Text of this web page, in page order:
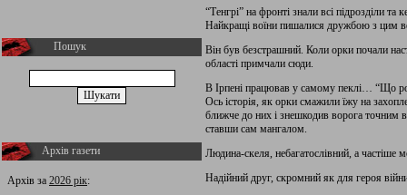
Пошук
Архів газети
Архів за 2026 рік:
“Тенгрі” на фронті знали всі підрозділи
Найкращі воїни пишалися дружбою з цим
Він був безстрашний. Коли орки почали
області примчали сюди.
В Ірпені працював у самому пеклі… “Що
Ось історія, як орки смажили їжу на
ближче до них і знешкодив ворога точним
ставши сам мангалом.
Людина-скеля, небагатослівний, а частіше
Надійний друг, скромний як для героя